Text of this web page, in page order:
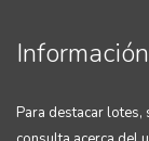
Para destacar